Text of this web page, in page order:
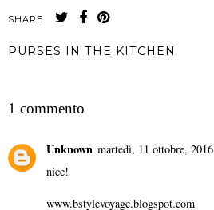
SHARE:
PURSES IN THE KITCHEN
1 commento
Unknown martedì, 11 ottobre, 2016
nice!
www.bstylevoyage.blogspot.com